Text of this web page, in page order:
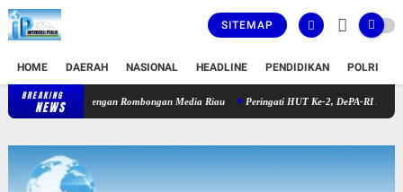
SITEMAP
HOME DAERAH NASIONAL HEADLINE PENDIDIKAN POLRI
BREAKING
NEWS Nuansa Kekeluargaan Warnai Pertemuan PWI Sijunjung dengan